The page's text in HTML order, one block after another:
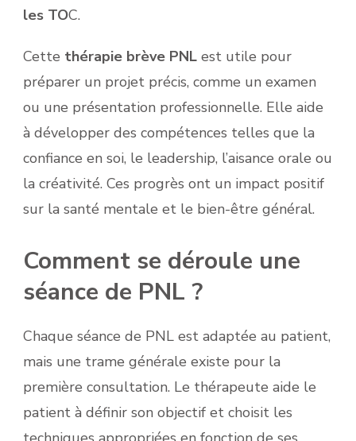
les TOC.
Cette thérapie brève PNL est utile pour
préparer un projet précis, comme un examen
ou une présentation professionnelle. Elle aide
à développer des compétences telles que la
confiance en soi, le leadership, l’aisance orale ou
la créativité. Ces progrès ont un impact positif
sur la santé mentale et le bien-être général.
Comment se déroule une
séance de PNL ?
Chaque séance de PNL est adaptée au patient,
mais une trame générale existe pour la
première consultation. Le thérapeute aide le
patient à définir son objectif et choisit les